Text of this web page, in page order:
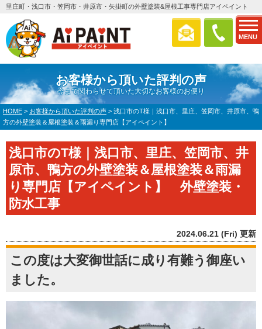
MENU
里庄町・浅口市・笠岡市・井原市・矢掛町の外壁塗装&屋根工事専門店アイペイント
お客様から頂いた評判の声
今まで関わらせて頂いた大切なお客様のお便り
HOME > お客様から頂いた評判の声 > 浅口市のT様｜浅口市、里庄、笠岡市、井原市、鴨
方の外壁塗装＆屋根塗装＆雨漏り専門店【アイペイント】
浅口市のT様｜浅口市、里庄、笠岡市、井
原市、鴨方の外壁塗装＆屋根塗装＆雨漏
り専門店【アイペイント】 外壁塗装・
防水工事
2024.06.21 (Fri) 更新
この度は大変御世話に成り有難う御座い
ました。